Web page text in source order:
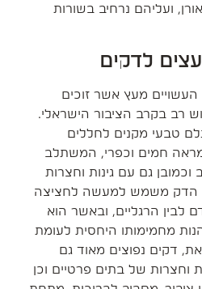
ועליהם נרחיב בשורות
לדקים
מעץ אשר זוכים
רב בקרב הציבור הישראלי.
טבעי מקנים לחללים
מראה חמים וכפרי, המשתלב
וכמובן גם עם גינות וחצרות
הדק משמש למעשה לחציצה
לבין הרגליים, ובאשר הוא
מחמימותו היחסית לעומת
דקים נפוצים מאוד גם
וחצרות של בתים פרטיים וכן